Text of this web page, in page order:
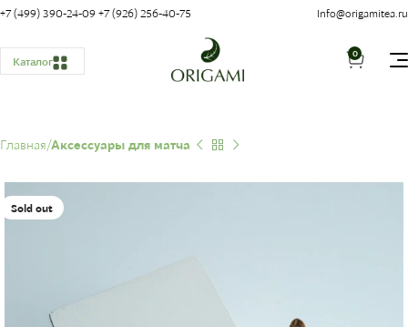
+7 (499) 390-24-09 +7 (926) 256-40-75 Info@origamitea.ru
Каталог
0
Главная Аксессуары для матча
Sold out